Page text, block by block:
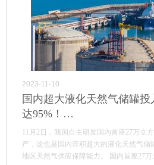
2023-11-10
国内超大液化天然气储罐
达95%！…
11月2日，我国自主研发国内首座27万立
产，这也是国内容积超大的液化天然气
地区天然气供应保障